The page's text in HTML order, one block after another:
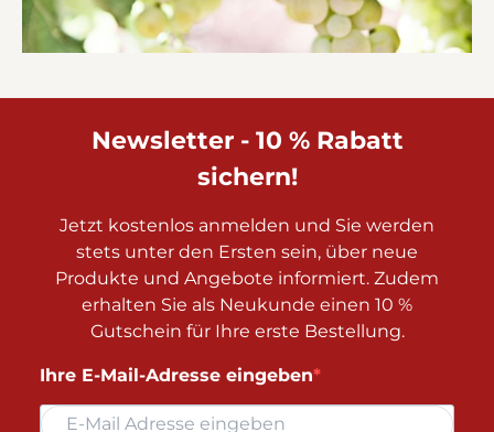
Newsletter - 10 % Rabatt
sichern!
Jetzt kostenlos anmelden und Sie werden
stets unter den Ersten sein, über neue
Produkte und Angebote informiert. Zudem
erhalten Sie als Neukunde einen 10 %
Gutschein für Ihre erste Bestellung.
Ihre E-Mail-Adresse eingeben